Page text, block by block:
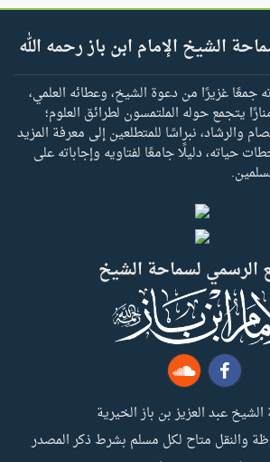
الشيخ الإمام ابن باز رحمه الله
غزيرًا من دعوة الشيخ، وعطائه العلمي،
يتجمع حوله الملتمسون لطرائق العلوم؛
والرشاد، نبراسًا للمتطلعين إلى معرفة المزيد
حياته، دليلًا جامعًا لفتاويه وإجاباته على
الرسمي لسماحة الشيخ
عبد العزيز بن باز الخيرية
والنقل متاح لكل مسلم بشرط ذكر المصدر